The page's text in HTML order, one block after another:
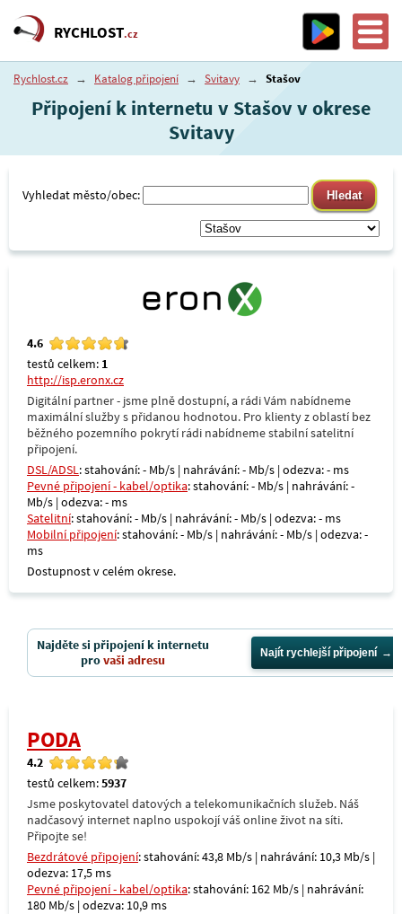
RYCHLOST.cz
Rychlost.cz → Katalog připojení → Svitavy → Stašov
Připojení k internetu v Stašov v okrese
Svitavy
Vyhledat město/obec:
4.6
testů celkem: 1
http://isp.eronx.cz
Digitální partner - jsme plně dostupní, a rádi Vám nabídneme
maximální služby s přidanou hodnotou. Pro klienty z oblastí bez
běžného pozemního pokrytí rádi nabídneme stabilní satelitní
připojení.
DSL/ADSL: stahování: - Mb/s | nahrávání: - Mb/s | odezva: - ms
Pevné připojení - kabel/optika: stahování: - Mb/s | nahrávání: -
Mb/s | odezva: - ms
Satelitní: stahování: - Mb/s | nahrávání: - Mb/s | odezva: - ms
Mobilní připojení: stahování: - Mb/s | nahrávání: - Mb/s | odezva: -
ms
Dostupnost v celém okrese.
Najděte si připojení k internetu
provaši adresu Najít rychlejší připojení
PODA
4.2
testů celkem:5937
Jsme poskytovatel datových a telekomunikačních služeb. Náš
nadčasový internet naplno uspokojí váš online život na síti.
Připojte se!
Bezdrátové připojení: stahování: 43,8 Mb/s | nahrávání: 10,3 Mb/s |
odezva: 17,5 ms
Pevné připojení - kabel/optika: stahování: 162 Mb/s | nahrávání:
180 Mb/s | odezva: 10,9 ms